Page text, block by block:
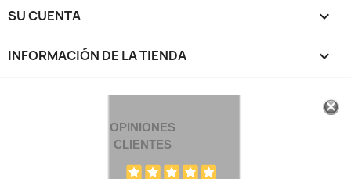
SU CUENTA 
INFORMACIÓN DE LA TIENDA keyboard_arrow_down
OPINIONES
CLIENTES